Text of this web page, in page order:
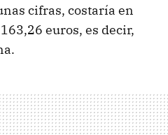
cifras, costaría en
euros, es decir,